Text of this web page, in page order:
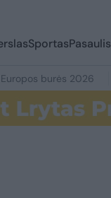
SportasPasaulis
Europos burės 2026